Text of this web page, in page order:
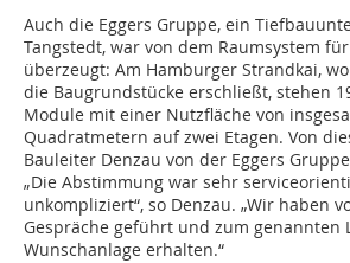
Auch die Eggers Gruppe, ein
Tangstedt, war von dem Raumsystem
überzeugt: Am Hamburger Strandkai,
die Baugrundstücke erschließt, stehen
Module mit einer Nutzfläche von
Quadratmetern auf zwei Etagen. Von
Bauleiter Denzau von der Eggers
„Die Abstimmung war sehr
unkompliziert“, so Denzau. „Wir haben
Gespräche geführt und zum genannten
Wunschanlage erhalten.“